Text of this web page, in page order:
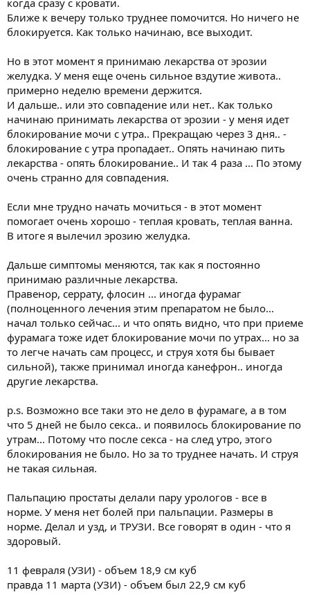
Ближе к вечеру только труднее помочится. Но ничего не
блокируется. Как только начинаю, все выходит.
Но в этот момент я принимаю лекарства от эрозии
желудка. У меня еще очень сильное вздутие живота..
примерно неделю времени держится.
И дальше.. или это совпадение или нет.. Как только
начинаю принимать лекарства от эрозии - у меня идет
блокирование мочи с утра.. Прекращаю через 3 дня.. -
блокирование с утра пропадает.. Опять начинаю пить
лекарства - опять блокирование.. И так 4 раза ... По этому
очень странно для совпадения.
Если мне трудно начать мочиться - в этот момент
помогает очень хорошо - теплая кровать, теплая ванна.
В итоге я вылечил эрозию желудка.
Дальше симптомы меняются, так как я постоянно
принимаю различные лекарства.
Правенор, серрату, флосин ... иногда фурамаг
(полноценного лечения этим препаратом не было...
начал только сейчас... и что опять видно, что при приеме
фурамага тоже идет блокирование мочи по утрах... но за
то легче начать сам процесс, и струя хотя бы бывает
сильной), также принимал иногда канефрон.. иногда
другие лекарства.
p.s. Возможно все таки это не дело в фурамаге, а в том
что 5 дней не было секса.. и появилось блокирование по
утрам... Потому что после секса - на след утро, этого
блокирования не было. Но за то труднее начать. И струя
не такая сильная.
Пальпацию простаты делали пару урологов - все в
норме. У меня нет болей при пальпации. Размеры в
норме. Делал и узд, и ТРУЗИ. Все говорят в один - что я
здоровый.
11 февраля (УЗИ) - объем 18,9 см куб
правда 11 марта (УЗИ) - объем был 22,9 см куб